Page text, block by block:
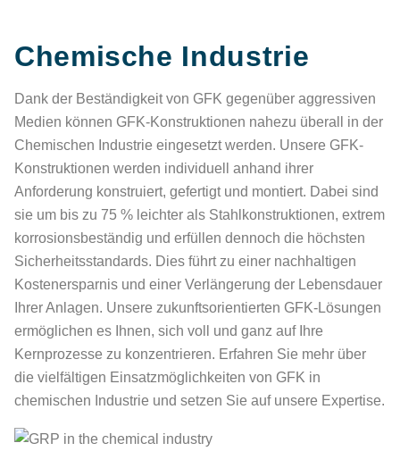
Chemische Industrie
Dank der Beständigkeit von GFK gegenüber aggressiven
Medien können GFK-Konstruktionen nahezu überall in der
Chemischen Industrie eingesetzt werden. Unsere GFK-
Konstruktionen werden individuell anhand ihrer
Anforderung konstruiert, gefertigt und montiert. Dabei sind
sie um bis zu 75 % leichter als Stahlkonstruktionen, extrem
korrosionsbeständig und erfüllen dennoch die höchsten
Sicherheitsstandards. Dies führt zu einer nachhaltigen
Kostenersparnis und einer Verlängerung der Lebensdauer
Ihrer Anlagen. Unsere zukunftsorientierten GFK-Lösungen
ermöglichen es Ihnen, sich voll und ganz auf Ihre
Kernprozesse zu konzentrieren. Erfahren Sie mehr über
die vielfältigen Einsatzmöglichkeiten von GFK in
chemischen Industrie und setzen Sie auf unsere Expertise.